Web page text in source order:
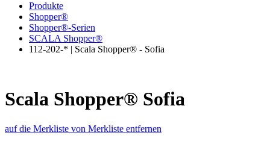
Produkte
Shopper®
Shopper®-Serien
SCALA Shopper®
112-202-* | Scala Shopper® - Sofia
Scala Shopper® Sofia
auf die Merkliste von Merkliste entfernen